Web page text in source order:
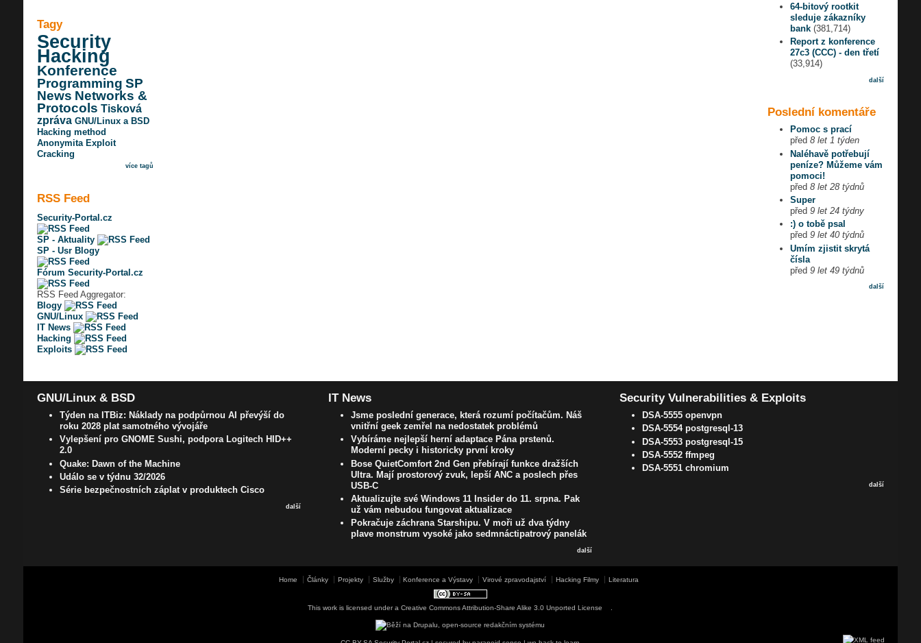
Tagy
Security
Hacking
Konference
Programming SP
News Networks &
Protocols Tisková
zpráva GNU/Linux a BSD
Hacking method
Anonymita Exploit
Cracking
více tagů
RSS Feed
Security-Portal.cz
SP - Aktuality
SP - Usr Blogy
Fórum Security-Portal.cz
RSS Feed Aggregator:
Blogy
GNU/Linux
IT News
Hacking
Exploits
64-bitový rootkit
sleduje zákazníky
bank (381,714)
Report z konference
27c3 (CCC) - den třetí
(33,914)
další
Poslední komentáře
Pomoc s prací
před 8 let 1 týden
Naléhavě potřebují
peníze? Můžeme vám
pomoci!
před 8 let 28 týdnů
Super
před 9 let 24 týdny
:) o tobě psal
před 9 let 40 týdnů
Umím zjistit skrytá
čísla
před 9 let 49 týdnů
další
GNU/Linux & BSD
Týden na ITBiz: Náklady na podpůrnou AI převýší do
roku 2028 plat samotného vývojáře
Vylepšení pro GNOME Sushi, podpora Logitech HID++
2.0
Quake: Dawn of the Machine
Událo se v týdnu 32/2026
Série bezpečnostních záplat v produktech Cisco
další
IT News
Jsme poslední generace, která rozumí počítačům. Náš
vnitřní geek zemřel na nedostatek problémů
Vybíráme nejlepší herní adaptace Pána prstenů.
Moderní pecky i historicky první kroky
Bose QuietComfort 2nd Gen přebírají funkce dražších
Ultra. Mají prostorový zvuk, lepší ANC a poslech přes
USB-C
Aktualizujte své Windows 11 Insider do 11. srpna. Pak
už vám nebudou fungovat aktualizace
Pokračuje záchrana Starshipu. V moři už dva týdny
plave monstrum vysoké jako sedmnáctipatrový panelák
další
Security Vulnerabilities & Exploits
DSA-5555 openvpn
DSA-5554 postgresql-13
DSA-5553 postgresql-15
DSA-5552 ffmpeg
DSA-5551 chromium
další
Home Články Projekty Služby Konference a Výstavy Virové zpravodajství Hacking Filmy Literatura
This work is licensed under aCreative Commons Attribution-Share Alike 3.0 Unported License